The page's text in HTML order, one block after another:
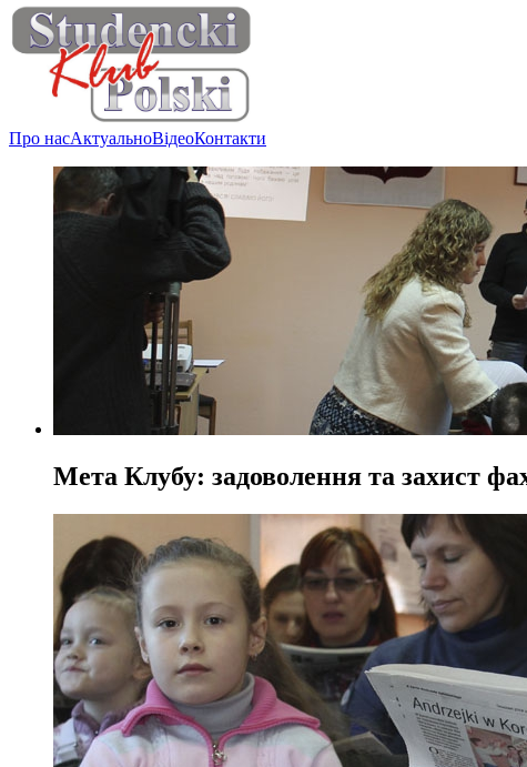
Про насАктуальноВідеоКонтакти
Мета Клубу: задоволення та захист